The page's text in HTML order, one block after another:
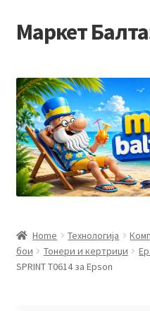
Skip
to
Skip
to
Маркет
Checkout
Homepage
Privacy Policy
Контакт
Home Технологија
бои
Тонери и кертриџи
SPRINT T0614 за Epson